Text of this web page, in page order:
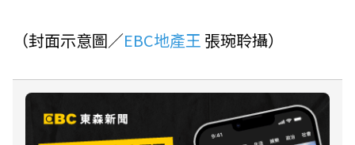
（封面示意圖／EBC地產王 張琬聆攝）